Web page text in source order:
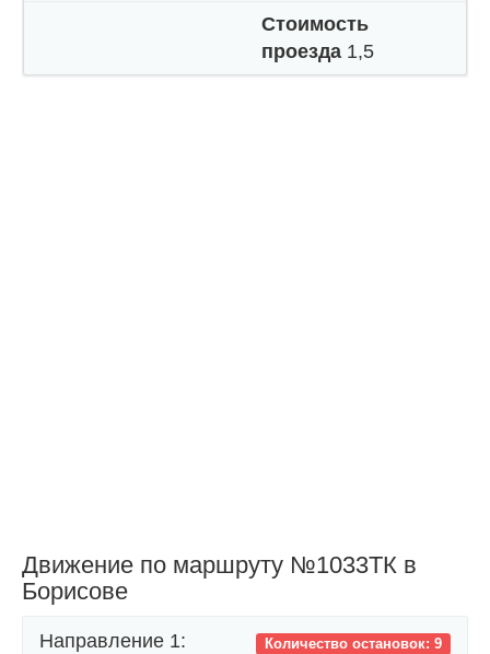
Стоимость
проезда 1,5
Движение по маршруту №1033ТК в
Борисове
Количество остановок: 9
Направление 1: